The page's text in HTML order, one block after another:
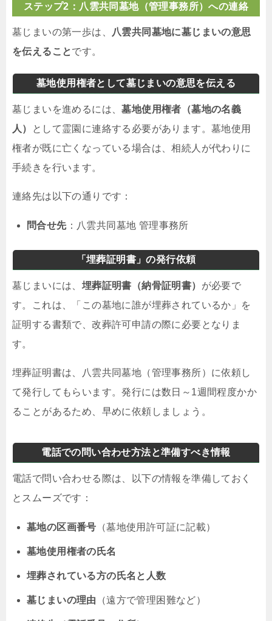
ステップ2：八雲共同墓地（管理事務所）への連絡
墓じまいの第一歩は、
八雲共同墓地に墓じまいの意思
を伝えることです。
墓地使用権者として墓じまいの意思を伝える
墓じまいを進めるには、墓地使用権者（墓地の名義
人）
として霊園に連絡する必要があります。墓地使用
権者が既に亡くなっている場合は、相続人が代わりに
手続きを行います。
連絡先は以下の通りです：
問合せ先：八雲共同墓地 管理事務所
「埋葬証明書」の発行依頼
墓じまいには、 埋葬証明書（納骨証明書） が必要で
す。これは、「この墓地に誰が埋葬されているか」を
証明する書類で、改葬許可申請の際に必要となりま
す。
埋葬証明書は、八雲共同墓地（管理事務所）に依頼し
て発行してもらいます。発行には数日～1週間程度かか
ることがあるため、早めに依頼しましょう。
電話での問い合わせ方法と準備すべき情報
電話で問い合わせる際は、以下の情報を準備しておく
とスムーズです：
墓地の区画番号 （墓地使用許可証に記載）
墓地使用権者の氏名
埋葬されている方の氏名と人数
墓じまいの理由 （遠方で管理困難など）